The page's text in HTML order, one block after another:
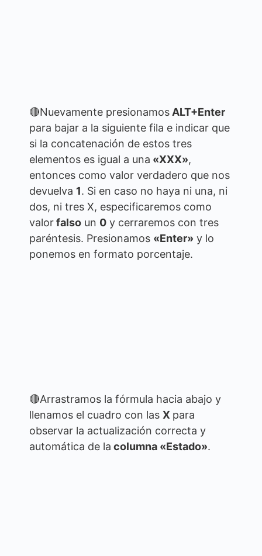
🔴Nuevamente presionamosALT+Enter
para bajar a la siguiente fila e indicar que
si la concatenación de estos tres
elementos es igual a una «XXX»,
entonces como valor verdadero que nos
devuelva 1. Si en caso no haya ni una, ni
dos, ni tres X, especificaremos como
valorfalso un 0 y cerraremos con tres
paréntesis. Presionamos «Enter» y lo
ponemos en formato porcentaje.
🔴Arrastramos la fórmula hacia abajo y
llenamos el cuadro con las X para
observar la actualización correcta y
automática de la columna «Estado».